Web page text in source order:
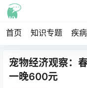
首页 知识专题 疾
宠物经济观察：
一晚600元